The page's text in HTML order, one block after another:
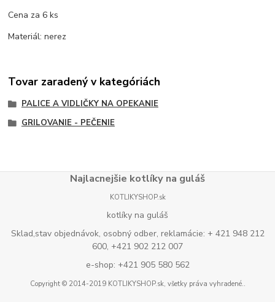
Cena za 6 ks
Materiál: nerez
Tovar zaradený v kategóriách
PALICE A VIDLIČKY NA OPEKANIE
GRILOVANIE - PEČENIE
Najlacnejšie kotlíky na guláš
KOTLIKYSHOP.sk
kotlíky na guláš
Sklad,stav objednávok, osobný odber, reklamácie: + 421 948 212
600, +421 902 212 007
e-shop: +421 905 580 562
Copyright © 2014-2019 KOTLIKYSHOP.sk, všetky práva vyhradené..